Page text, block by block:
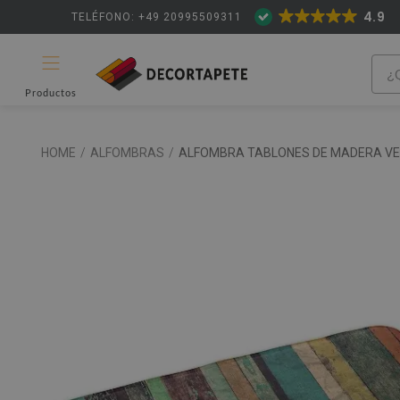
TELÉFONO: +49 20995509311 4.9
Productos
HOME / ALFOMBRAS / ALFOMBRA TABLONES DE MADERA